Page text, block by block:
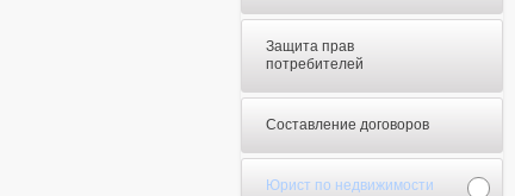
Защита прав
потребителей
Составление договоров
Юрист по недвижимости